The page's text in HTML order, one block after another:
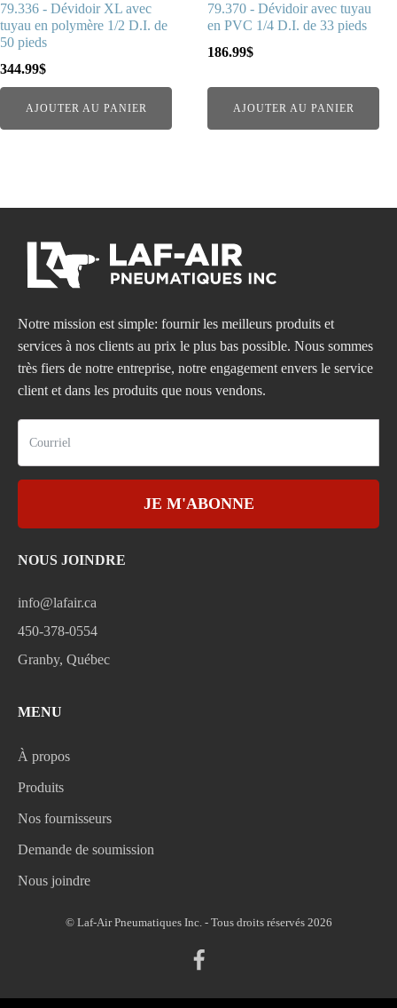
79.336 - Dévidoir XL avec
tuyau en polymère 1/2 D.I. de
50 pieds
344.99$
AJOUTER AU PANIER
79.370 - Dévidoir avec tuyau
en PVC 1/4 D.I. de 33 pieds
186.99$
AJOUTER AU PANIER
Notre mission est simple: fournir les meilleurs produits et
services à nos clients au prix le plus bas possible. Nous sommes
très fiers de notre entreprise, notre engagement envers le service
client et dans les produits que nous vendons.
JE M'ABONNE
NOUS JOINDRE
info@lafair.ca
450-378-0554
Granby, Québec
MENU
À propos
Produits
Nos fournisseurs
Demande de soumission
Nous joindre
© Laf-Air Pneumatiques Inc. - Tous droits réservés 2026